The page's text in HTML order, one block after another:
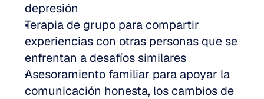
depresión
Terapia de grupo para compartir
experiencias con otras personas que se
enfrentan a desafíos similares
Asesoramiento familiar para apoyar la
comunicación honesta, los cambios de